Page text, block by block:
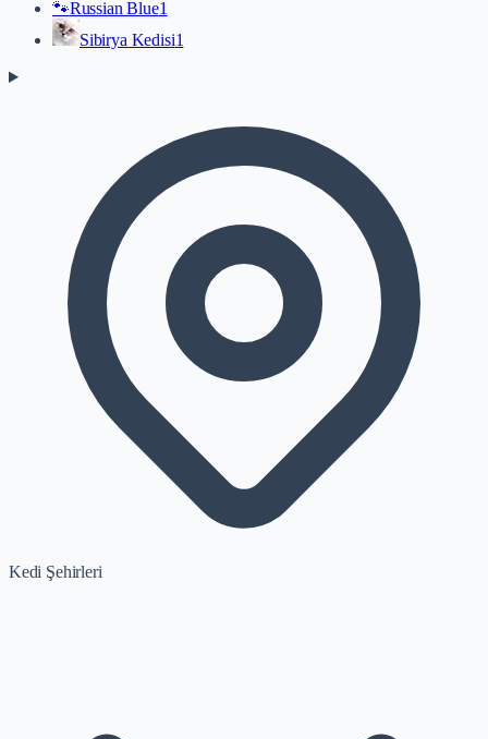
🐾Russian Blue1
Sibirya Kedisi1
Kedi Şehirleri